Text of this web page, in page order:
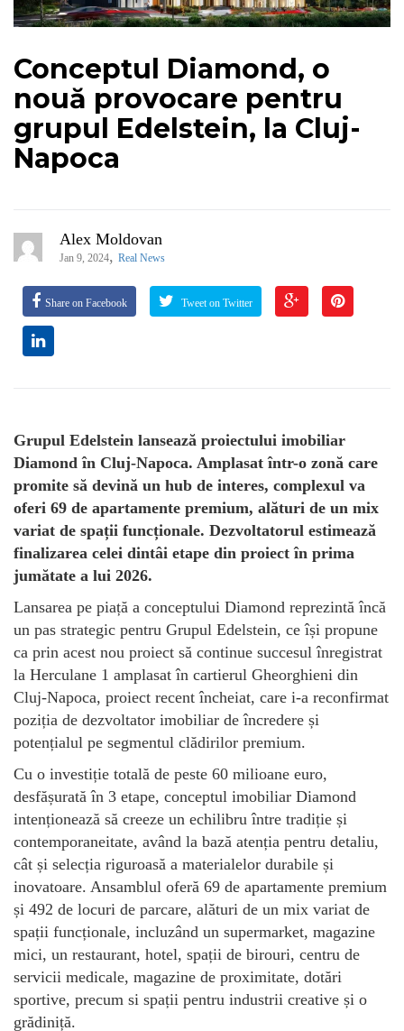
Conceptul Diamond, o
nouă provocare pentru
grupul Edelstein, la Cluj-
Napoca
Alex Moldovan
Jan 9, 2024, Real News
Share on Facebook Tweet on Twitter
Grupul Edelstein lansează proiectului imobiliar
Diamond în Cluj-Napoca. Amplasat într-o zonă care
promite să devină un hub de interes, complexul va
oferi 69 de apartamente premium, alături de un mix
variat de spații funcționale. Dezvoltatorul estimează
finalizarea celei dintâi etape din proiect în prima
jumătate a lui 2026.
Lansarea pe piață a conceptului Diamond reprezintă încă
un pas strategic pentru Grupul Edelstein, ce își propune
ca prin acest nou proiect să continue succesul înregistrat
la Herculane 1 amplasat în cartierul Gheorghieni din
Cluj-Napoca, proiect recent încheiat, care i-a reconfirmat
poziția de dezvoltator imobiliar de încredere și
potențialul pe segmentul clădirilor premium.
Cu o investiție totală de peste 60 milioane euro,
desfășurată în 3 etape, conceptul imobiliar Diamond
intenționează să creeze un echilibru între tradiție și
contemporaneitate, având la bază atenția pentru detaliu,
cât și selecția riguroasă a materialelor durabile și
inovatoare. Ansamblul oferă 69 de apartamente premium
și 492 de locuri de parcare, alături de un mix variat de
spații funcționale, incluzând un supermarket, magazine
mici, un restaurant, hotel, spații de birouri, centru de
servicii medicale, magazine de proximitate, dotări
sportive, precum si spații pentru industrii creative și o
grădiniță.